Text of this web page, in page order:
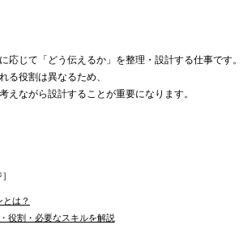
じて「どう伝えるか」を整理・設計する仕事です。
る役割は異なるため、
ながら設計することが重要になります。
とは？
役割・必要なスキルを解説